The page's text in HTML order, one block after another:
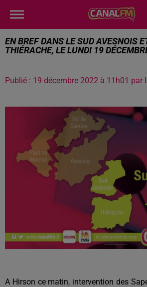
EN BREF DANS LE SUD AVESNOIS
THIÉRACHE, LE LUNDI 19
Publié : 19 décembre 2022 à 11h01 par
A Hirson ce matin, intervention des